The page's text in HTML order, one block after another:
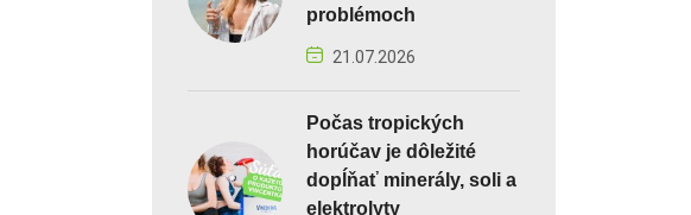
problémoch
21.07.2026
Počas tropických
horúčav je dôležité
dopĺňať minerály, soli a
elektrolyty